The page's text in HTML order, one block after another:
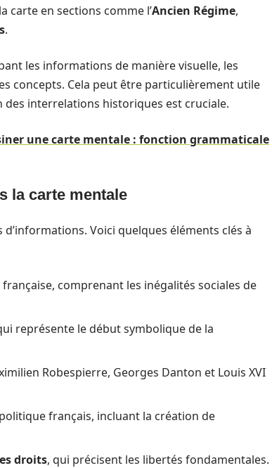
carte en sections comme l’Ancien Régime,
.
les informations de manière visuelle, les
concepts. Cela peut être particulièrement utile
des interrelations historiques est cruciale.
une carte mentale : fonction grammaticale
la carte mentale
Voici quelques éléments clés à
comprenant les inégalités sociales de
représente le début symbolique de la
Robespierre, Georges Danton et Louis XVI
français, incluant la création de
droits, qui précisent les libertés fondamentales.